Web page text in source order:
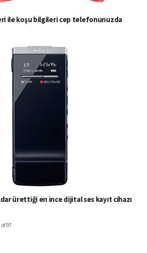
ile koşu bilgileri cep telefonunuzda
ürettiği en ince dijital ses kayıt cihazı
of97